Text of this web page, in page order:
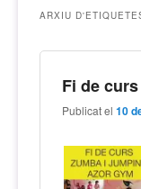
ARXIU
Fi de
Publicat el10